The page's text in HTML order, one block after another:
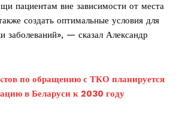
пациентам вне зависимости от места
создать оптимальные условия для
заболеваний», — сказал Александр
по обращению с ТКО планируется
в Беларуси к 2030 году